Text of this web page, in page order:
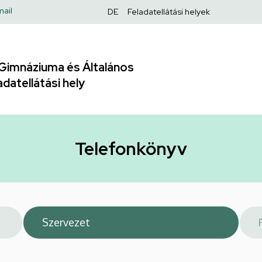
Felső
DE Feladatellátási helyek
és Általános
hely
Telefonkönyv